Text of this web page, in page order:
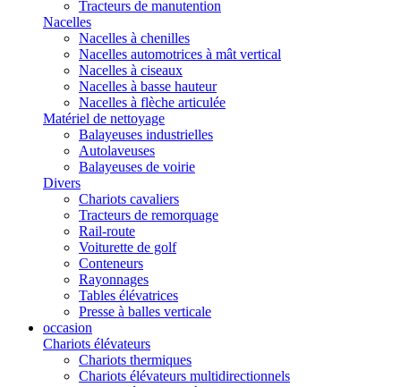
Tracteurs de manutention
Nacelles
Nacelles à chenilles
Nacelles automotrices à mât vertical
Nacelles à ciseaux
Nacelles à basse hauteur
Nacelles à flèche articulée
Matériel de nettoyage
Balayeuses industrielles
Autolaveuses
Balayeuses de voirie
Divers
Chariots cavaliers
Tracteurs de remorquage
Rail-route
Voiturette de golf
Conteneurs
Rayonnages
Tables élévatrices
Presse à balles verticale
occasion
Chariots élévateurs
Chariots thermiques
Chariots élévateurs multidirectionnels